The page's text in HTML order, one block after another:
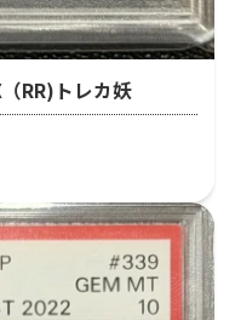
RR)トレカ妖